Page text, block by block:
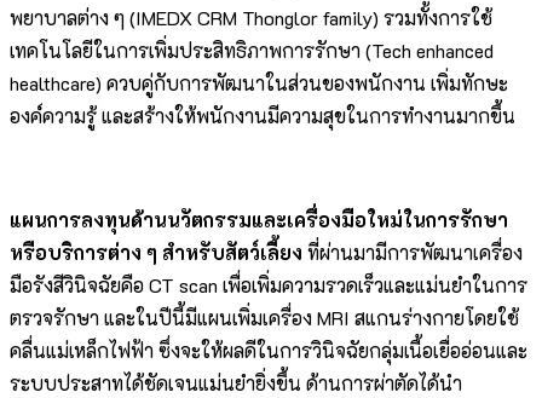
พยาบาลต่าง ๆ (IMEDX CRM Thonglor family) รวมทั้งการใช้
เทคโนโลยีในการเพิ่มประสิทธิภาพการรักษา (Tech enhanced
healthcare) ควบคู่กับการพัฒนาในส่วนของพนักงาน เพิ่มทักษะ
องค์ความรู้ และสร้างให้พนักงานมีความสุขในการทำงานมากขึ้น
แผนการลงทุนด้านนวัตกรรมและเครื่องมือใหม่ในการรักษา
หรือบริการต่าง ๆ สำหรับสัตว์เลี้ยง ที่ผ่านมามีการพัฒนาเครื่อง
มือรังสีวินิจฉัยคือ CT scan เพื่อเพิ่มความรวดเร็วและแม่นยำในการ
ตรวจรักษา และในปีนี้มีแผนเพิ่มเครื่อง MRI สแกนร่างกายโดยใช้
คลื่นแม่เหล็กไฟฟ้า ซึ่งจะให้ผลดีในการวินิจฉัยกลุ่มเนื้อเยื่ออ่อนและ
ระบบประสาทได้ชัดเจนแม่นยำยิ่งขึ้น ด้านการผ่าตัดได้นำ